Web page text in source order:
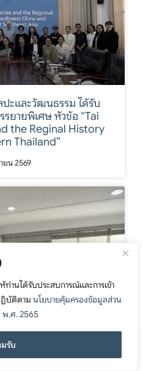
านได้รับประสบการณ์และการเข้า
ฏิบัติตาม นโยบายคุ้มครองข้อมูลส่วน
พ.ศ. 2565
รับ
ะและวัฒนธรรม ได้รับ
รยายพิเศษ หัวข้อ “Tai
the Reginal History
Thailand”
ยน 2569